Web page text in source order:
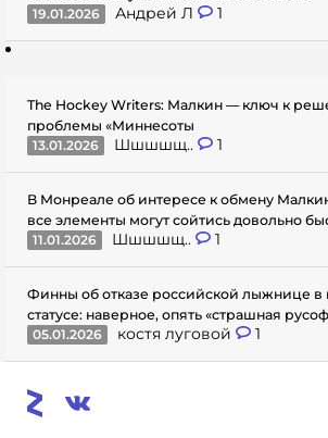
19.01.2026
Андрей Л 1
The Hockey Writers: Малкин — ключ к
проблемы «Миннесоты
13.01.2026
Шшшшщ.. 1
В Монреале об интересе к обмену
все элементы могут сойтись довольно
11.01.2026
Шшшшщ.. 1
Финны об отказе российской лыжнице в
статусе: наверное, опять «страшная
05.01.2026
костя луговой 1